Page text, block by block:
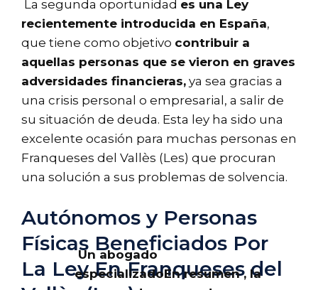
La segunda oportunidad es una Ley
recientemente introducida en España,
que tiene como objetivo contribuir a
aquellas personas que se vieron en graves
adversidades financieras, ya sea gracias a
una crisis personal o empresarial, a salir de
su situación de deuda. Esta ley ha sido una
excelente ocasión para muchas personas en
Franqueses del Vallès (Les) que procuran
una solución a sus problemas de solvencia.
Autónomos y Personas
Físicas Beneficiados Por
La Ley En Franqueses del
Un abogado
especializadoEn resumen , la